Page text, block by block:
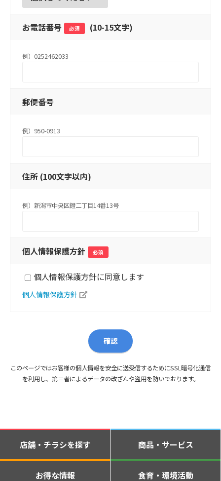
お電話番号 必須 (10-15文字)
例）0252462033
郵便番号
例）950-0913
住所 (100文字以内)
例）新潟市中央区鐙二丁目14番13号
個人情報保護方針 必須
個人情報保護方針に同意します
個人情報保護方針
このページではお客様の個人情報を安全に送受信するためにSSL暗号化通信
を利用し、第三者によるデータの改ざんや盗用を防いでおります。
店舗・チラシを探す 商品・サービス
お得な情報 食育・環境活動